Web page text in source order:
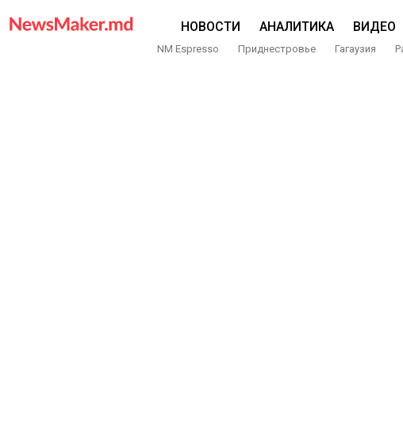
НОВОСТИ АНАЛИТИКА ВИДЕО
NM Espresso Приднестровье Гагаузия